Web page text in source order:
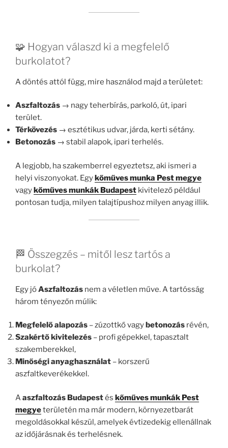
🧩 Hogyan válaszd ki a megfelelő
burkolatot?
A döntés attól függ, mire használod majd a területet:
Aszfaltozás → nagy teherbírás, parkoló, út, ipari
terület.
Térkövezés → esztétikus udvar, járda, kerti sétány.
Betonozás → stabil alapok, ipari terhelés.
A legjobb, ha szakemberrel egyeztetsz, aki ismeri a
helyi viszonyokat. Egykőműves munka Pest megye
vagykőműves munkák Budapest kivitelező például
pontosan tudja, milyen talajtípushoz milyen anyag illik.
🏁 Összegzés – mitől lesz tartós a
burkolat?
Egy jóAszfaltozás nem a véletlen műve. A tartósság
három tényezőn múlik:
Megfelelő alapozás – zúzottkő vagybetonozás révén,
Szakértő kivitelezés – profi gépekkel, tapasztalt
szakemberekkel,
Minőségi anyaghasználat – korszerű
aszfaltkeverékekkel.
Aaszfaltozás Budapestés kőműves munkák Pest
megyeterületén ma már modern, környezetbarát
megoldásokkal készül, amelyek évtizedekig ellenállnak
az időjárásnak és terhelésnek.